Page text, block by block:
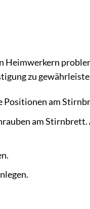
Heimwerkern
zu
Positionen am
am Stirnbrett.